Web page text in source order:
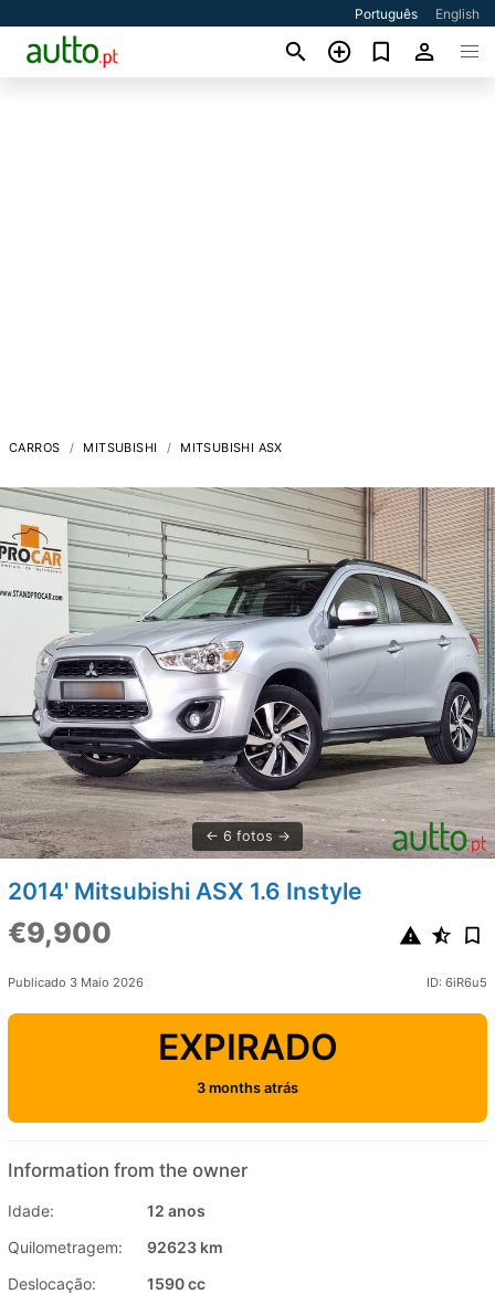
Português English
CARROS MITSUBISHI MITSUBISHI ASX
6 fotos
2014' Mitsubishi ASX 1.6 Instyle
€9,900
Publicado 3 Maio 2026 ID: 6iR6u5
EXPIRADO
3 months atrás
Information from the owner
Idade:
12 anos
Quilometragem:
92623 km
Deslocação:
1590 cc